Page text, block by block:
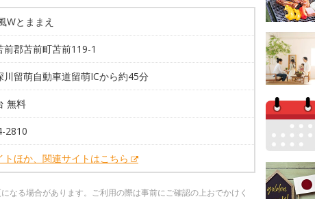
Wとままえ
前郡苫前町苫前119-1
川留萌自動車道留萌ICから約45分
無料
2810
トほか、関連サイトはこちら
なる場合があります。ご利用の際は事前にご確認の上おでかけく